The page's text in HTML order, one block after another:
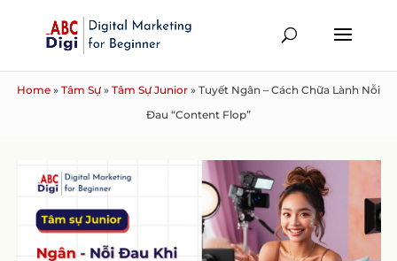
Home » Tâm Sự » Tâm Sự Junior » Tuyết Ngân – Cách Chữa Lành Nỗi
Đau “Content Flop”